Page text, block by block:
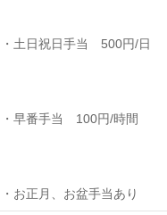
・土日祝日手当 500円/日
・早番手当 100円/時間
・お正月、お盆手当あり